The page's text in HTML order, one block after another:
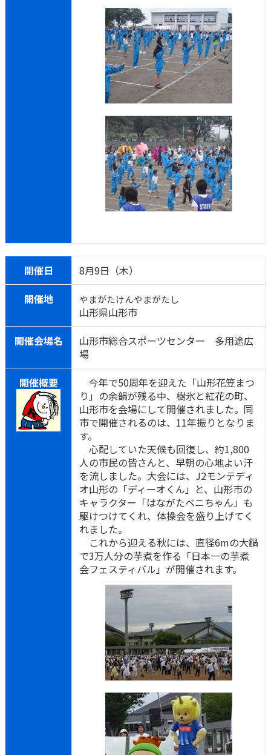
開催日
8月9日（木）
開催地
やまがたけんやまがたし
山形県山形市
開催会場名
山形市総合スポーツセンター 多用途広
場
開催概要
今年で50周年を迎えた「山形花笠まつ
り」の余韻が残る中、樹氷と紅花の町、
山形市を会場にして開催されました。同
市で開催されるのは、11年振りとなりま
す。
心配していた天候も回復し、約1,800
人の市民の皆さんと、早朝の心地よい汗
を流しました。大会には、J2モンテディ
オ山形の「ディーオくん」と、山形市の
キャラクター「はながたベニちゃん」も
駆けつけてくれ、体操会を盛り上げてく
れました。
これから迎える秋には、直径6mの大鍋
で3万人分の芋煮を作る「日本一の芋煮
会フェスティバル」が開催されます。